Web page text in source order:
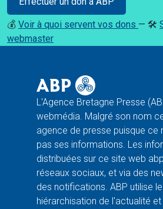
💰 Voir à quoi servent vos dons — 🛠️
webmaster
L'Agence Bretagne Presse
webmédia. Malgré son nom
agence de presse puisque ce
pas ses informations. Les
distribuées sur ce site web
réseaux sociaux, et via des
des notifications. ABP utilise
hiérarchisation de l'actualité